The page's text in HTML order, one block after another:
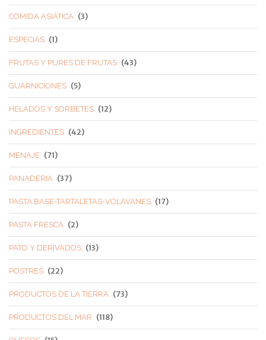
COMIDA ASIÁTICA (3)
ESPECIAS (1)
FRUTAS Y PURES DE FRUTAS (43)
GUARNICIONES (5)
HELADOS Y SORBETES (12)
INGREDIENTES (42)
MENAJE (71)
PANADERIA (37)
PASTA BASE-TARTALETAS-VOLAVANES (17)
PASTA FRESCA (2)
PATO Y DERIVADOS (13)
POSTRES (22)
PRODUCTOS DE LA TIERRA (73)
PRODUCTOS DEL MAR (118)